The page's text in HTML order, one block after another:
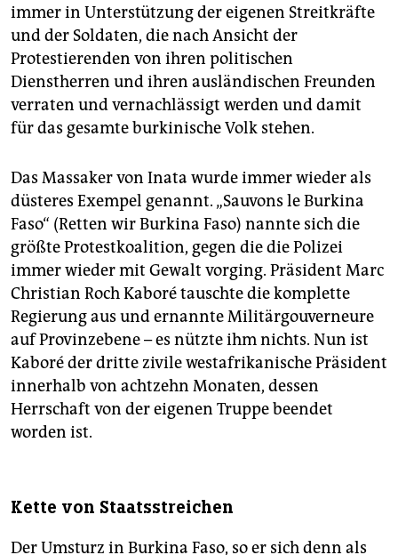
immer in Unterstützung der eigenen Streitkräfte
und der Soldaten, die nach Ansicht der
Protestierenden von ihren politischen
Dienstherren und ihren ausländischen Freunden
verraten und vernachlässigt werden und damit
für das gesamte burkinische Volk stehen.
Das Massaker von Inata wurde immer wieder als
düsteres Exempel genannt. „Sauvons le Burkina
Faso“ (Retten wir Burkina Faso) nannte sich die
größte Protestkoalition, gegen die die Polizei
immer wieder mit Gewalt vorging. Präsident Marc
Christian Roch Kaboré tauschte die komplette
Regierung aus und ernannte Militärgouverneure
auf Provinzebene – es nützte ihm nichts. Nun ist
Kaboré der dritte zivile westafrikanische Präsident
innerhalb von achtzehn Monaten, dessen
Herrschaft von der eigenen Truppe beendet
worden ist.
Kette von Staatsstreichen
Der Umsturz in Burkina Faso, so er sich denn als